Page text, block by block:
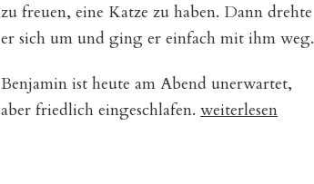
zu freuen, eine Katze zu haben. Dann drehte
er sich um und ging er einfach mit ihm weg.
Benjamin ist heute am Abend unerwartet,
aber friedlich eingeschlafen. „In
weiterlesen